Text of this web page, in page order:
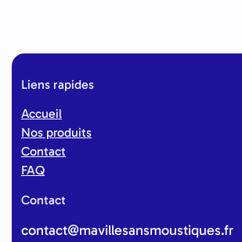
Liens rapides
Accueil
Nos produits
Contact
FAQ
Contact
contact@mavillesansmoustiques.fr